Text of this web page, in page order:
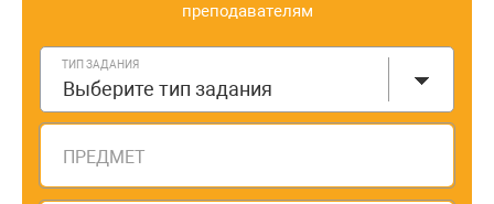
преподавателям
ТИП ЗАДАНИЯ
Выберите тип задания
ПРЕДМЕТ